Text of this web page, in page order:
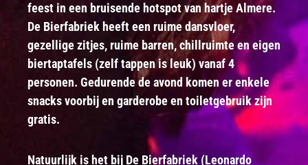
feest in een bruisende hotspot van hartje Almere.
De Bierfabriek heeft een ruime dansvloer,
gezellige zitjes, ruime barren, chillruimte en eigen
biertaptafels (zelf tappen is leuk) vanaf 4
personen. Gedurende de avond komen er enkele
snacks voorbij en garderobe en toiletgebruik zijn
gratis.
Natuurlijk is het bij De Bierfabriek (Leonardo